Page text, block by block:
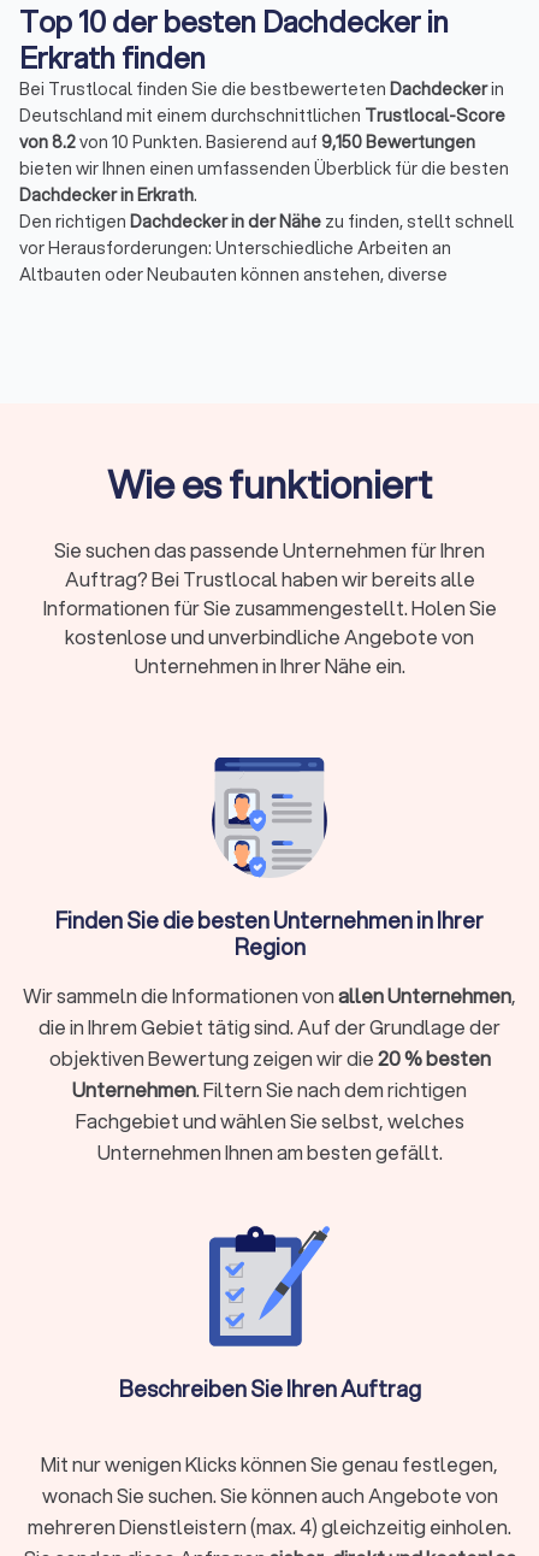
Top 10 der besten Dachdecker in
Erkrath finden
Bei Trustlocal finden Sie die bestbewerteten Dachdeckerin
Deutschland mit einem durchschnittlichen Trustlocal-Score
von 8.2von 10 Punkten. Basierend auf 9,150 Bewertungen
bieten wir Ihnen einen umfassenden Überblick für die besten
Dachdecker in Erkrath.
Den richtigen Dachdecker in der Nähe zu finden, stellt schnell
vor Herausforderungen: Unterschiedliche Arbeiten an
Altbauten oder Neubauten können anstehen, diverse
Was macht ein Dachdecker in Erkrath?
Ein Dachdecker übernimmt weit mehr, als nur Ziegel
Kernleistungen eines Dachdeckers
Dacheindeckung und Neueindeckung:Von traditionellen
Ziegeldächern bis zu modernen Flachdächern
Kompletterneuerung
Wärme- und Schallschutz nach
aktuellen Standards
Dachrinnen-Arbeiten:Installation und Wartung von
Entwässerungssystemen
Abdichtung und Reparatur
Dachfenster-Installation:Lichtlösungen für
Dachgeschosse
Spezialisierte Dachdecker-Services
Spezialisierte Betriebe bieten zusätzliche Services:
Dachklempner übernehmen Metallarbeiten, Flachdach-
Firmen kümmern sich um Abdichtungen mit Bitumen oder
Kunststoffen wie EPDM, während Reetdachdecker für
historische Gebäude unersetzlich sind.
Was kostet ein Dachdecker in Erkrath?
variieren je nach Projektumfang und
Günstige Dachdecker bieten
während spezialisierte Dachdeckerfirmen bis zu 80 € pro
Stunde berechnen können.
Art der Arbeiten:Dachreinigungist günstiger als Ihr Dach
neu zu decken
Materialwahl:Von Standardziegeln bis zu Premium-
Materialien
Wie es funktioniert
Sie suchen das passende Unternehmen für Ihren
Auftrag? Bei Trustlocal haben wir bereits alle
Informationen für Sie zusammengestellt. Holen Sie
kostenlose und unverbindliche Angebote von
Unternehmen in Ihrer Nähe ein.
Finden Sie die besten Unternehmen in Ihrer
Region
Wir sammeln die Informationen vonallen Unternehmen,
die in Ihrem Gebiet tätig sind. Auf der Grundlage der
objektiven Bewertung zeigen wir die20 % besten
Unternehmen. Filtern Sie nach dem richtigen
Fachgebiet und wählen Sie selbst, welches
Unternehmen Ihnen am besten gefällt.
Beschreiben Sie Ihren Auftrag
Mit nur wenigen Klicks können Sie genau festlegen,
wonach Sie suchen. Sie können auch Angebote von
mehreren Dienstleistern (max. 4) gleichzeitig einholen.